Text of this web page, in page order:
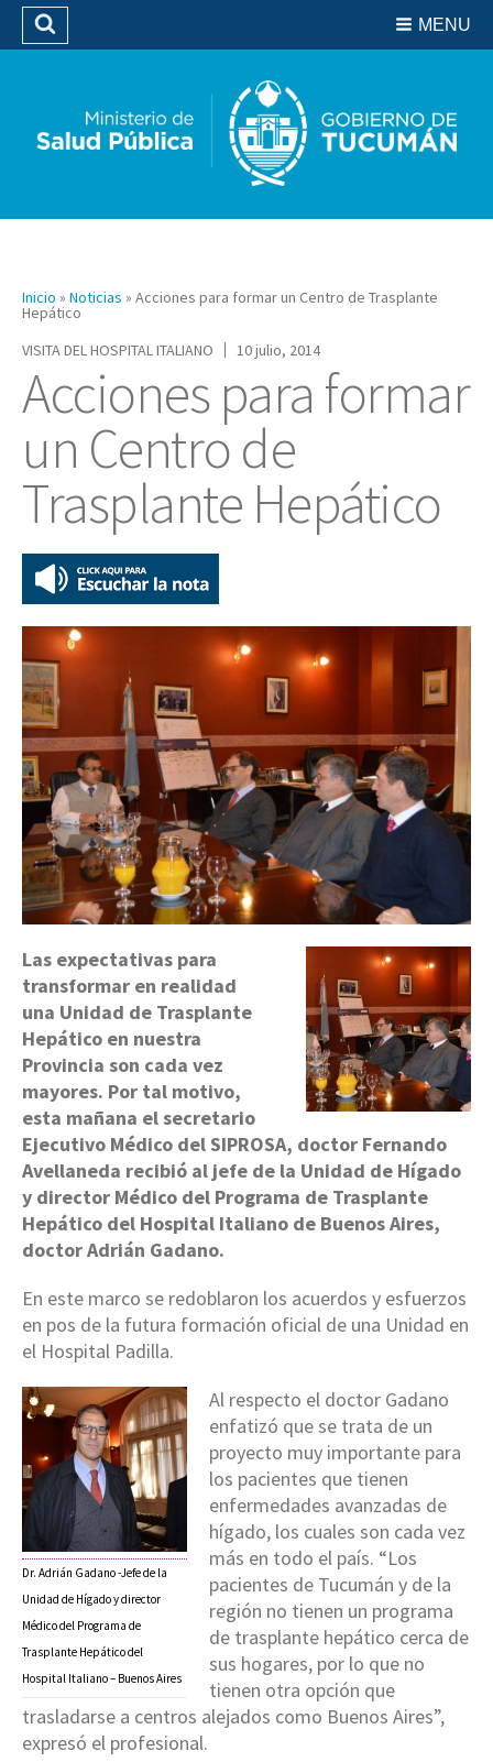
Biblioteca
MENU
Buscar
Inicio » Noticias » Acciones para formar un Centro de Trasplante
Hepático
VISITA DEL HOSPITAL ITALIANO
10 julio, 2014
Acciones para formar
un Centro de
Trasplante Hepático
Las expectativas para
transformar en realidad
una Unidad de Trasplante
Hepático en nuestra
Provincia son cada vez
mayores. Por tal motivo,
esta mañana el secretario
Ejecutivo Médico del SIPROSA, doctor Fernando
Avellaneda recibió al jefe de la Unidad de Hígado
y director Médico del Programa de Trasplante
Hepático del Hospital Italiano de Buenos Aires,
doctor Adrián Gadano.
En este marco se redoblaron los acuerdos y esfuerzos
en pos de la futura formación oficial de una Unidad en
el Hospital Padilla.
Dr. Adrián Gadano -Jefe de la
Unidad de Hígado y director
Médico del Programa de
Trasplante Hepático del
Hospital Italiano – Buenos Aires
Al respecto el doctor Gadano
enfatizó que se trata de un
proyecto muy importante para
los pacientes que tienen
enfermedades avanzadas de
hígado, los cuales son cada vez
más en todo el país. “Los
pacientes de Tucumán y de la
región no tienen un programa
de trasplante hepático cerca de
sus hogares, por lo que no
tienen otra opción que
trasladarse a centros alejados como Buenos Aires”,
expresó el profesional.